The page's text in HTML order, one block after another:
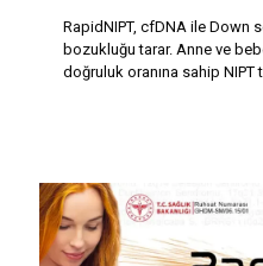
RapidNIPT, cfDNA ile Down
bozukluğu tarar. Anne ve
doğruluk oranına sahip NIPT